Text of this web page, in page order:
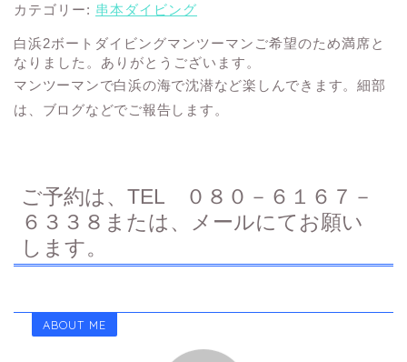
カテゴリー: 串本ダイビング
白浜2ボートダイビングマンツーマンご希望のため満席と
なりました。ありがとうございます。
マンツーマンで白浜の海で沈潜など楽しんできます。細部
は、ブログなどでご報告します。
ご予約は、TEL ０８０－６１６７－
６３３８または、メールにてお願い
します。
ABOUT ME